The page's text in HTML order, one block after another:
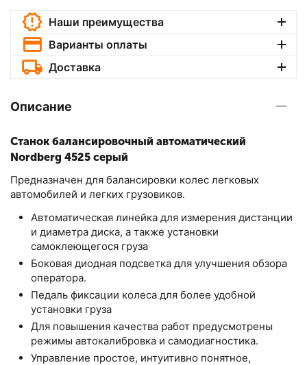
Наши преимущества
Варианты оплаты
Доставка
Описание
Станок балансировочный автоматический
Nordberg 4525 серый
Предназначен для балансировки колес легковых
автомобилей и легких грузовиков.
Автоматическая линейка для измерения дистанции
и диаметра диска, а также установки
самоклеющегося груза
Боковая диодная подсветка для улучшения обзора
оператора.
Педаль фиксации колеса для более удобной
установки груза
Для повышения качества работ предусмотрены
режимы aвтокалибровка и самодиагностика.
Управление простое, интуитивно понятное,